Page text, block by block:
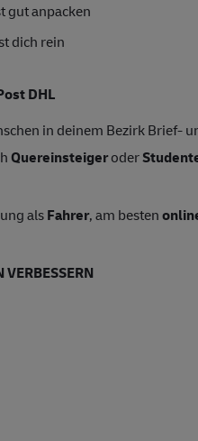
gut anpacken
dich rein
DHL
in deinem Bezirk Brief-
Quereinsteigeroder
alsFahrer, am besten
VERBESSERN